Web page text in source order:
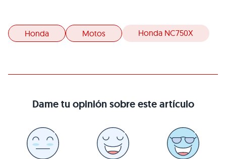
Honda Motos Honda NC750X
Dame tu opinión sobre este artículo